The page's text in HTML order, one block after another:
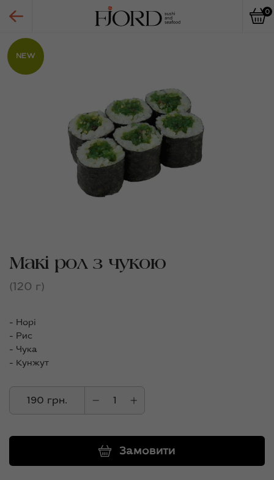
0
NEW
Макі рол з чукою
(120 г)
- Норі
- Рис
- Чука
- Кунжут
190 грн.
Замовити